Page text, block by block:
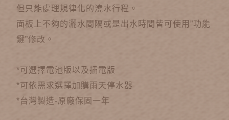
但只能處理規律化的澆水行程。
面板上不夠的灑水間隔或是出水時間皆可使用”功能
鍵”修改。
*可選擇電池版以及插電版
*可依需求選擇加購雨天停水器
*台灣製造-原廠保固一年